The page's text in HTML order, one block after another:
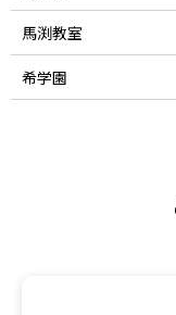
馬渕教室
希学園